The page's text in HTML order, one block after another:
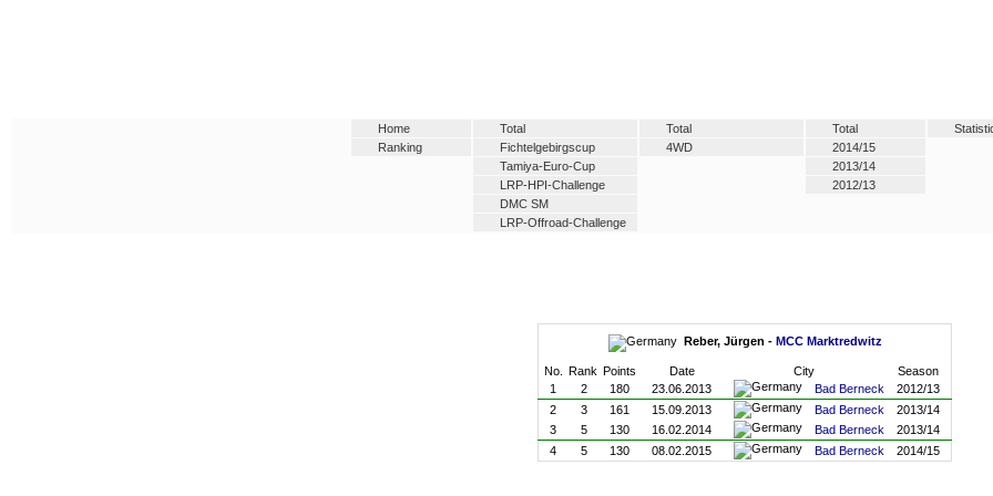
Home
Ranking
Total
Fichtelgebirgscup
Tamiya-Euro-Cup
LRP-HPI-Challenge
DMC SM
LRP-Offroad-Challenge
Total
4WD
Total
2014/15
2013/14
2012/13
Reber, Jürgen - MCC Marktredwitz
No. Rank Points Date City
Season
1
2 180 23.06.2013 Bad Berneck
2012/13
2
3 161 15.09.2013 Bad Berneck
2013/14
3
5 130 16.02.2014 Bad Berneck
2013/14
4
5 130 08.02.2015 Bad Berneck 2014/15